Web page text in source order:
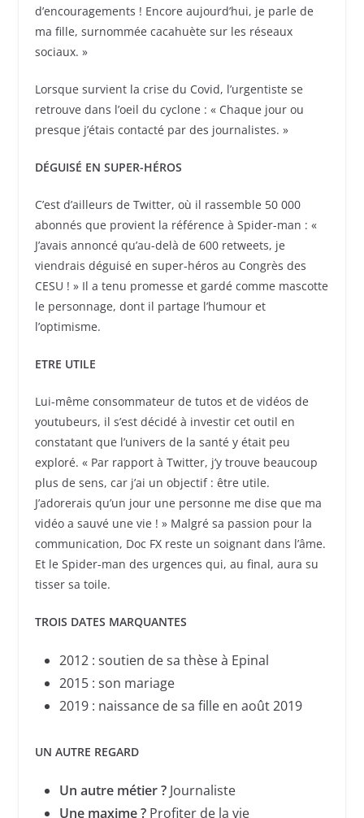
d’encouragements ! Encore aujourd’hui, je parle de
ma fille, surnommée cacahuète sur les réseaux
sociaux. »
Lorsque survient la crise du Covid, l’urgentiste se
retrouve dans l’oeil du cyclone : « Chaque jour ou
presque j’étais contacté par des journalistes. »
DÉGUISÉ EN SUPER-HÉROS
C’est d’ailleurs de Twitter, où il rassemble 50 000
abonnés que provient la référence à Spider-man : «
J’avais annoncé qu’au-delà de 600 retweets, je
viendrais déguisé en super-héros au Congrès des
CESU ! » Il a tenu promesse et gardé comme mascotte
le personnage, dont il partage l’humour et
l’optimisme.
ETRE UTILE
Lui-même consommateur de tutos et de vidéos de
youtubeurs, il s’est décidé à investir cet outil en
constatant que l’univers de la santé y était peu
exploré. « Par rapport à Twitter, j’y trouve beaucoup
plus de sens, car j’ai un objectif : être utile.
J’adorerais qu’un jour une personne me dise que ma
vidéo a sauvé une vie ! » Malgré sa passion pour la
communication, Doc FX reste un soignant dans l’âme.
Et le Spider-man des urgences qui, au final, aura su
tisser sa toile.
TROIS DATES MARQUANTES
2012 : soutien de sa thèse à Epinal
2015 : son mariage
2019 : naissance de sa fille en août 2019
UN AUTRE REGARD
Un autre métier ?Journaliste
Une maxime ?Profiter de la vie